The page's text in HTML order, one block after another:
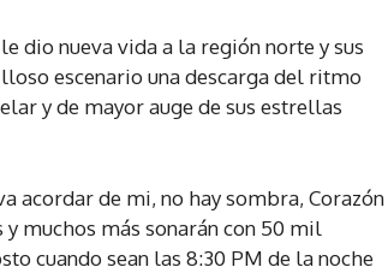
dio nueva vida a la región norte y sus
escenario una descarga del ritmo
y de mayor auge de sus estrellas
acordar de mi, no hay sombra, Corazón
muchos más sonarán con 50 mil
cuando sean las 8:30 PM de la noche